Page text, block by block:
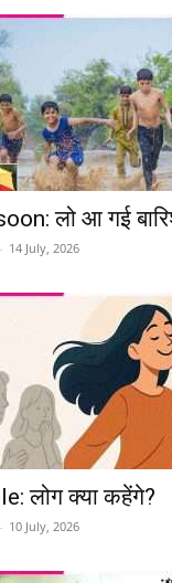
लो आ गई
- 14 July, 2026
लोग क्या कहेंगे?
- 10 July, 2026